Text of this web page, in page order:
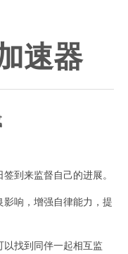
速器
到来监督自己的进展。
响，增强自律能力，提
找到同伴一起相互监